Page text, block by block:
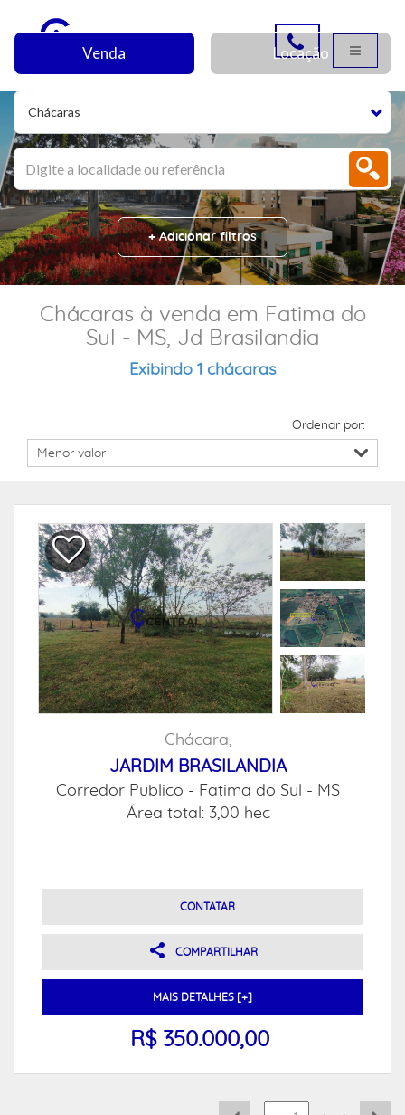
Chácaras
Venda Locação
+ Adicionar filtros
Chácaras à venda em Fatima do
Sul - MS, Jd Brasilandia
Exibindo 1 chácaras
Ordenar por:
Chácara,
JARDIM BRASILANDIA
Corredor Publico - Fatima do Sul - MS
Área total: 3,00 hec
CONTATAR
COMPARTILHAR
MAIS DETALHES [+]
R$ 350.000,00